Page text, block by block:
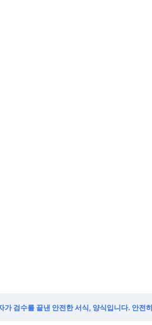
가 검수를 끝낸 안전한 서식, 양식입니다. 안전